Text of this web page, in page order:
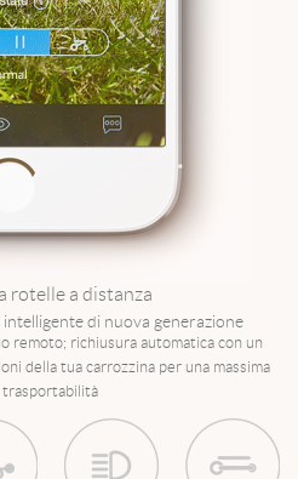
rotelle a distanza
di nuova generazione
remoto; richiusura automatica con un
della tua carrozzina per una massima
trasportabilità